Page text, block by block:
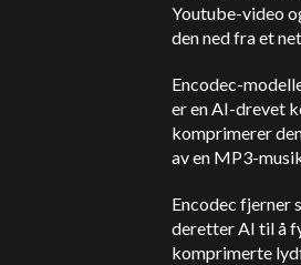
Youtube-video
den ned fra et
Encodec-
er en AI-drevet
komprimerer
av en MP3-
Encodec fjerner
deretter AI til å
komprimerte